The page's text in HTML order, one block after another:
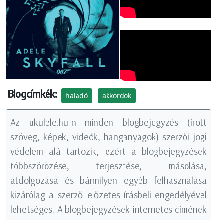
Blogcímkék: haladó akkordok
Az ukulele.hu-n minden blogbejegyzés (írott
szöveg, képek, videók, hanganyagok) szerzői jogi
védelem alá tartozik, ezért a blogbejegyzések
többszörözése, terjesztése, másolása,
átdolgozása és bármilyen egyéb felhasználása
kizárólag a szerző előzetes írásbeli engedélyével
lehetséges. A blogbejegyzések internetes címének